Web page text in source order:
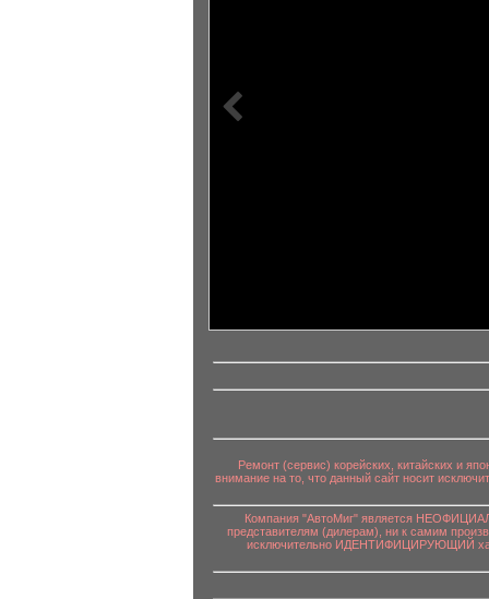
информационный контент
Ремонт (сервис) корейских, китайских и
внимание на то, что данный сайт носит
Компания "АвтоМиг" является
представителям (дилерам), ни к самим
исключительно ИДЕНТИФИЦИРУЮЩИЙ